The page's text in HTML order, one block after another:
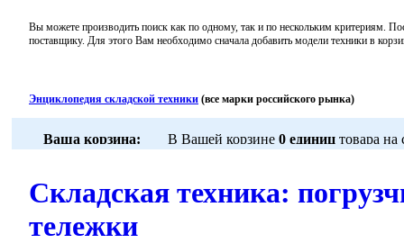
Вы можете производить поиск как по одному, так и по нескольким критериям.
поставщику. Для этого Вам необходимо сначала добавить модели техники в
Энциклопедия складской техники (все марки российского рынка)
Складская техника:
тележки